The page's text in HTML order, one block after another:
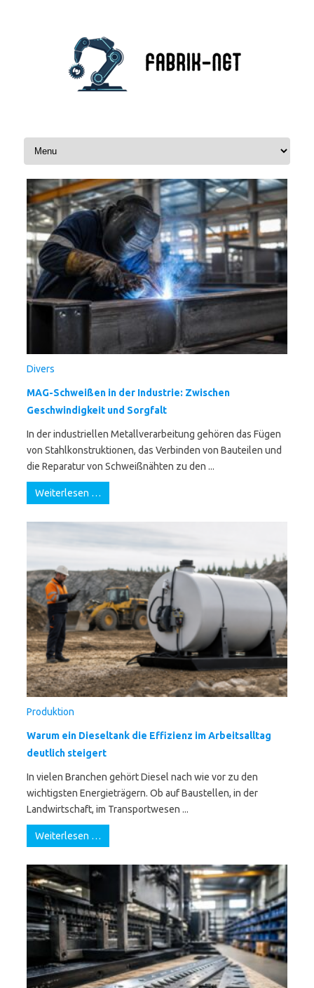
Zum Inhalt springen
Divers
MAG-Schweißen in der Industrie: Zwischen
Geschwindigkeit und Sorgfalt
In der industriellen Metallverarbeitung gehören das Fügen
von Stahlkonstruktionen, das Verbinden von Bauteilen und
die Reparatur von Schweißnähten zu den ...
Weiterlesen …
Produktion
Warum ein Dieseltank die Effizienz im Arbeitsalltag
deutlich steigert
In vielen Branchen gehört Diesel nach wie vor zu den
wichtigsten Energieträgern. Ob auf Baustellen, in der
Landwirtschaft, im Transportwesen ...
Weiterlesen …